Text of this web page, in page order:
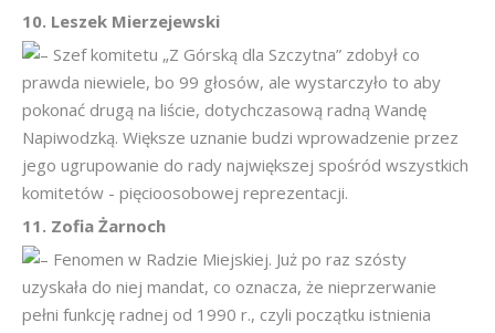
10. Leszek Mierzejewski
– Szef komitetu „Z Górską dla Szczytna” zdobył co
prawda niewiele, bo 99 głosów, ale wystarczyło to aby
pokonać drugą na liście, dotychczasową radną Wandę
Napiwodzką. Większe uznanie budzi wprowadzenie przez
jego ugrupowanie do rady największej spośród wszystkich
komitetów - pięcioosobowej reprezentacji.
11. Zofia Żarnoch
– Fenomen w Radzie Miejskiej. Już po raz szósty
uzyskała do niej mandat, co oznacza, że nieprzerwanie
pełni funkcję radnej od 1990 r., czyli początku istnienia